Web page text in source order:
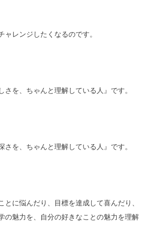
ャレンジしたくなるのです。
さを、ちゃんと理解している人』です。
さを、ちゃんと理解している人』です。
とに悩んだり、目標を達成して喜んだり、
の魅力を、自分の好きなことの魅力を理解